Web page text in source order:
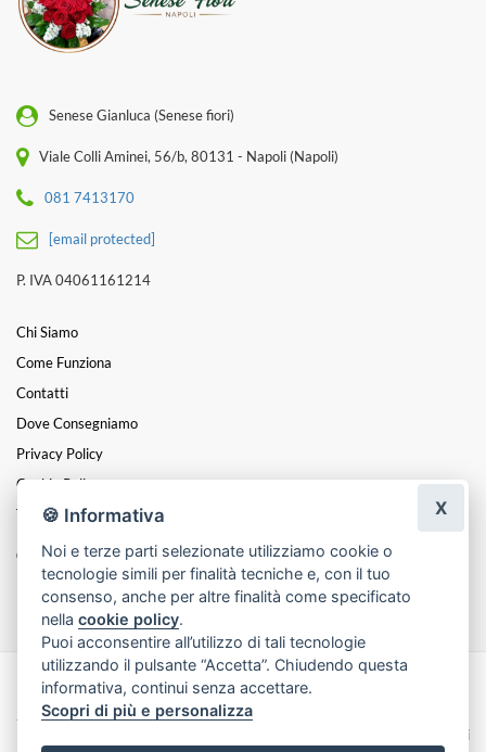
Senese Gianluca (Senese fiori)
Viale Colli Aminei, 56/b, 80131 - Napoli (Napoli)
081 7413170
[email protected]
P. IVA 04061161214
Chi Siamo
Come Funziona
Contatti
Dove Consegniamo
Privacy Policy
Cookie Policy
Termini E Condizioni
Catalogo:
Fiori Onoranze Funebri A Napoli
Made with byInfoser.it- Realizzazione Siti ecommerce per Fioristi
2026
Termini e Condizioni
🍪 Informativa
Noi e terze parti selezionate utilizziamo cookie o
tecnologie simili per finalità tecniche e, con il tuo
consenso, anche per altre finalità come specificato
nellacookie policy.
Puoi acconsentire all’utilizzo di tali tecnologie
utilizzando il pulsante “Accetta”. Chiudendo questa
informativa, continui senza accettare.
Scopri di più e personalizza
X